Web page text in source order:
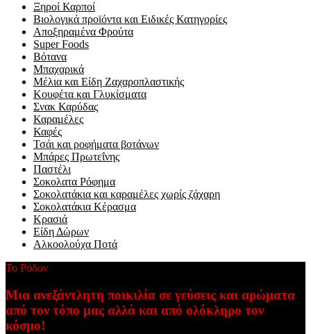
Ξηροί Καρποί
Βιολογικά προϊόντα και Ειδικές Κατηγορίες
Αποξηραμένα Φρούτα
Super Foods
Βότανα
Μπαχαρικά
Μέλια και Είδη Ζαχαροπλαστικής
Κουφέτα και Γλυκίσματα
Σνακ Καρύδας
Καραμέλες
Καφές
Τσάι και ροφήματα βοτάνων
Μπάρες Πρωτεΐνης
Παστέλι
Σοκολατα Ρόφημα
Σοκολατάκια και καραμέλες χωρίς ζάχαρη
Σοκολατάκια Κέρασμα
Κρασιά
Είδη Δώρων
Αλκοολούχα Ποτά
Το Ρόδον
Μια ανεξάντλητη ποικιλία σε γεύσεις και αρώματα
από τον τόπο μας αλλά και από ολόκληρο τον
κόσμο!